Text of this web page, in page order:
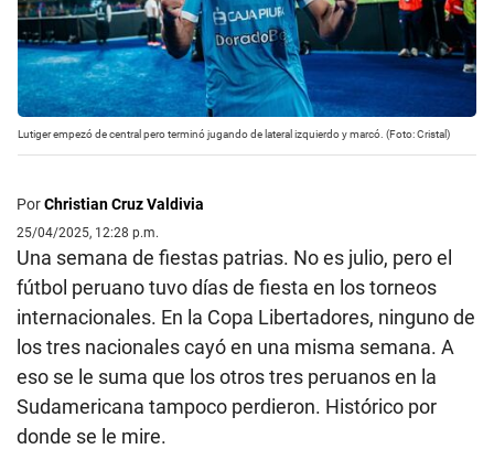
Lutiger empezó de central pero terminó jugando de lateral izquierdo y marcó. (Foto: Cristal)
PorChristian Cruz Valdivia
25/04/2025, 12:28 p.m.
Una semana de fiestas patrias. No es julio, pero el
fútbol peruano tuvo días de fiesta en los torneos
internacionales. En la Copa Libertadores, ninguno de
los tres nacionales cayó en una misma semana. A
eso se le suma que los otros tres peruanos en la
Sudamericana tampoco perdieron. Histórico por
donde se le mire.